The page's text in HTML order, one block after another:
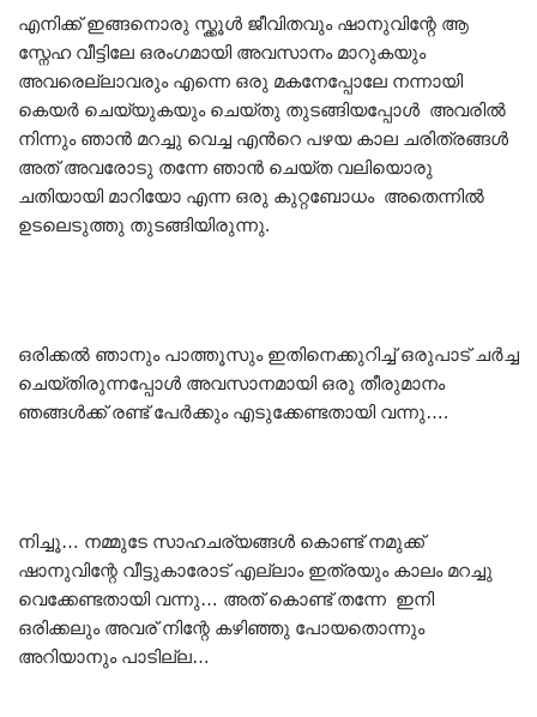
എനിക്ക് ഇങ്ങനൊരു സ്ക്കൂൾ ജീവിതവും ഷാനുവിന്റേ ആ
സ്നേഹ വീട്ടിലേ ഒരംഗമായി അവസാനം മാറുകയും
അവരെല്ലാവരും എന്നെ ഒരു മകനേപ്പോലേ നന്നായി
കെയർ ചെയ്യുകയും ചെയ്തു തുടങ്ങിയപ്പോൾ അവരിൽ
നിന്നും ഞാൻ മറച്ചു വെച്ച എൻറെ പഴയ കാല ചരിത്രങ്ങൾ
അത് അവരോടു തന്നേ ഞാൻ ചെയ്ത വലിയൊരു
ചതിയായി മാറിയോ എന്ന ഒരു കുറ്റബോധം അതെന്നിൽ
ഉടലെടുത്തു തുടങ്ങിയിരുന്നു.
ഒരിക്കൽ ഞാനും പാത്തൂസും ഇതിനെക്കുറിച്ച് ഒരുപാട് ചർച്ച
ചെയ്തിരുന്നപ്പോൾ അവസാനമായി ഒരു തീരുമാനം
ഞങ്ങൾക്ക് രണ്ട് പേർക്കും എടുക്കേണ്ടതായി വന്നു….
നിച്ചൂ… നമ്മുടേ സാഹചര്യങ്ങൾ കൊണ്ട് നമുക്ക്
ഷാനുവിന്റേ വീട്ടുകാരോട് എല്ലാം ഇത്രയും കാലം മറച്ചു
വെക്കേണ്ടതായി വന്നു… അത് കൊണ്ട് തന്നേ ഇനി
ഒരിക്കലും അവര് നിന്റേ കഴിഞ്ഞു പോയതൊന്നും
അറിയാനും പാടില്ല…